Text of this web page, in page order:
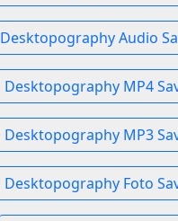
Desktopography Audio
Desktopography MP4
Desktopography MP3
Desktopography Foto